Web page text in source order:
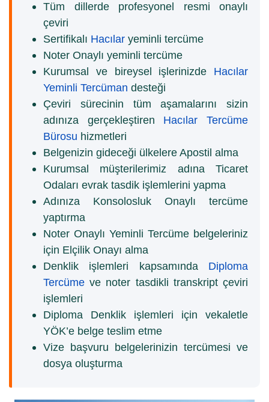
Tüm dillerde profesyonel resmi onaylı
çeviri
Sertifikalı Hacılar yeminli tercüme
Noter Onaylı yeminli tercüme
Kurumsal ve bireysel işlerinizde Hacılar
Yeminli Tercüman desteği
Çeviri sürecinin tüm aşamalarını sizin
adınıza gerçekleştiren Hacılar Tercüme
Bürosu hizmetleri
Belgenizin gideceği ülkelere Apostil alma
Kurumsal müşterilerimiz adına Ticaret
Odaları evrak tasdik işlemlerini yapma
Adınıza Konsolosluk Onaylı tercüme
yaptırma
Noter Onaylı Yeminli Tercüme belgeleriniz
için Elçilik Onayı alma
Denklik işlemleri kapsamında Diploma
Tercüme ve noter tasdikli transkript çeviri
işlemleri
Diploma Denklik işlemleri için vekaletle
YÖK’e belge teslim etme
Vize başvuru belgelerinizin tercümesi ve
dosya oluşturma